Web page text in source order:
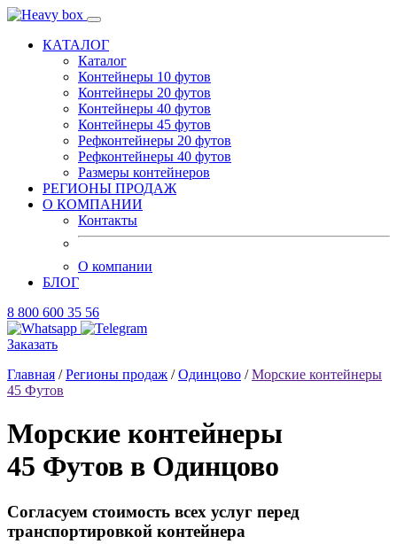
КАТАЛОГ
Каталог
Контейнеры 10 футов
Контейнеры 20 футов
Контейнеры 40 футов
Контейнеры 45 футов
Рефконтейнеры 20 футов
Рефконтейнеры 40 футов
Размеры контейнеров
РЕГИОНЫ ПРОДАЖ
О КОМПАНИИ
Контакты
О компании
БЛОГ
8 800 600 35 56
Заказать
Главная /Регионы продаж /Одинцово /Морские контейнеры
45 Футов
Морские контейнеры
45 Футов в Одинцово
Согласуем стоимость всех услуг перед
транспортировкой контейнера